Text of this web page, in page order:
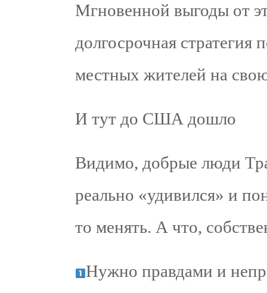
Мгновенной выгоды от
долгосрочная стратегия
местных жителей на
И тут до США дошло
Видимо, добрые люди
реально «удивился» и
то менять. А что,
Нужно правдами и